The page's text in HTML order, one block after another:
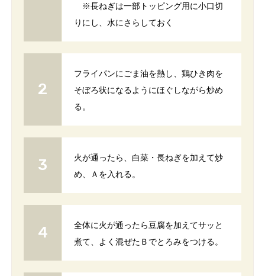
※長ねぎは一部トッピング用に小口切
りにし、水にさらしておく
フライパンにごま油を熱し、鶏ひき肉を
そぼろ状になるようにほぐしながら炒め
る。
火が通ったら、白菜・長ねぎを加えて炒
め、Ａを入れる。
全体に火が通ったら豆腐を加えてサッと
煮て、よく混ぜたＢでとろみをつける。